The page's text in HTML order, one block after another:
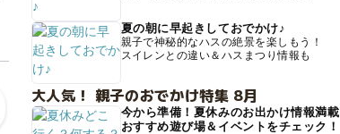
夏の朝に早起きしておでかけ♪
親子で神秘的なハスの絶景を楽しもう！
スイレンとの違い＆ハスまつり情報も
大人気！ 親子のおでかけ特集 8月
今から準備！夏休みのお出かけ情報満載
おすすめ遊び場＆イベントをチェック！